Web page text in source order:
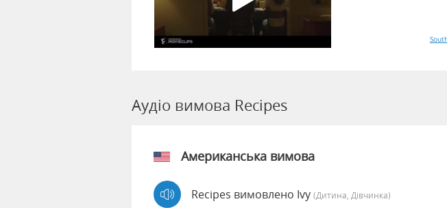
Аудіо вимова Recipes
Американська вимова
Recipes вимовлено Ivy (дитина, Дівчинка)